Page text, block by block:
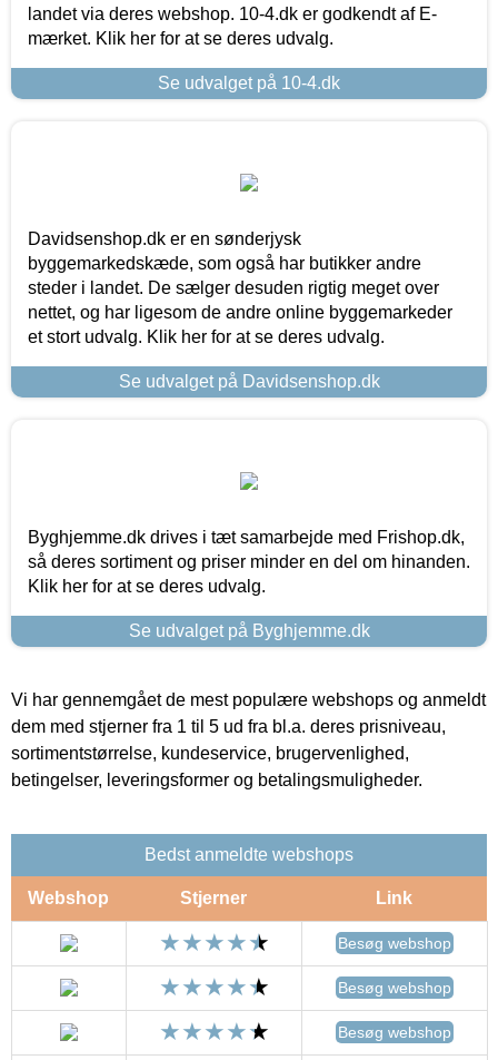
landet via deres webshop. 10-4.dk er godkendt af E-
mærket. Klik her for at se deres udvalg.
Se udvalget på 10-4.dk
Davidsenshop.dk er en sønderjysk
byggemarkedskæde, som også har butikker andre
steder i landet. De sælger desuden rigtig meget over
nettet, og har ligesom de andre online byggemarkeder
et stort udvalg. Klik her for at se deres udvalg.
Se udvalget på Davidsenshop.dk
Byghjemme.dk drives i tæt samarbejde med Frishop.dk,
så deres sortiment og priser minder en del om hinanden.
Klik her for at se deres udvalg.
Se udvalget på Byghjemme.dk
Vi har gennemgået de mest populære webshops og anmeldt
dem med stjerner fra 1 til 5 ud fra bl.a. deres prisniveau,
sortimentstørrelse, kundeservice, brugervenlighed,
betingelser, leveringsformer og betalingsmuligheder.
Bedst anmeldte webshops
Webshop Stjerner Link
Besøg webshop
Besøg webshop
Besøg webshop